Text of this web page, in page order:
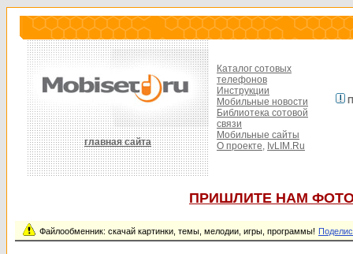
главная сайта
Каталог сотовых
телефонов
Инструкции
Мобильные новости
Библиотека сотовой
связи
Мобильные сайты
О проекте, IvLIM.Ru
ПРИШЛИТЕ НАМ
Файлообменник: скачай картинки, темы, мелодии, игры, программы!